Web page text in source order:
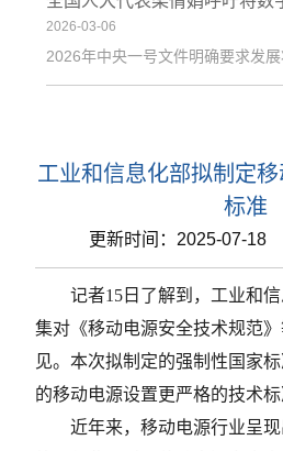
工业和信息化部拟制定
标准
更新时间：2025-07-18
记者15日了解到，工业和
集对《移动电源安全技术规范
见。本次拟制定的强制性国家
的移动电源设置更严格的技术标
近年来，移动电源行业呈现
2026-03-06